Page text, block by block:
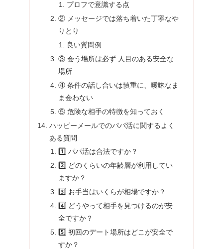
プロフで意識する点
② メッセージでは落ち着いた丁寧なや
りとり
良い質問例
③ 会う場所は必ず 人目のある安全な
場所
④ 条件の話し合いは慎重に、曖昧なま
ま会わない
⑤ 危険な相手の特徴を知っておく
ハッピーメールでのパパ活に関するよく
ある質問
1️⃣ パパ活は合法ですか？
2️⃣ どのくらいの年齢層が利用してい
ますか？
3️⃣ お手当はいくらが相場ですか？
4️⃣ どうやって相手を見つけるのが安
全ですか？
5️⃣ 初回のデート場所はどこが安全で
すか？